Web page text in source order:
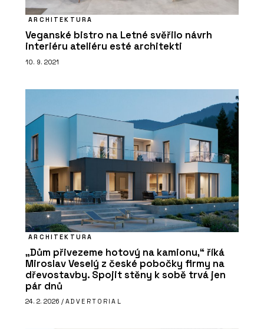
ARCHITEKTURA
Veganské bistro na Letné svěřilo návrh
interiéru ateliéru esté architekti
10. 9. 2021
ARCHITEKTURA
„Dům přivezeme hotový na kamionu,“ říká
Miroslav Veselý z české pobočky firmy na
dřevostavby. Spojit stěny k sobě trvá jen
pár dnů
24. 2. 2026 / ADVERTORIAL